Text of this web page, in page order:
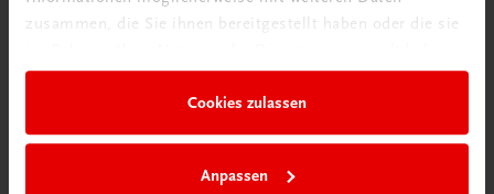
zusammen, die Sie ihnen bereitgestellt haben oder die sie
Cookies zulassen
Anpassen
Wir sind gerne für Sie da
TRAUNER Verlag + Buchservice GmbH